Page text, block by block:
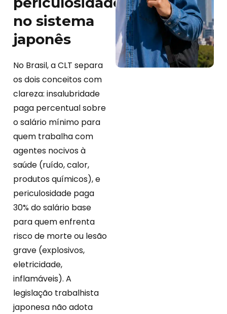
no sistema
japonês
No Brasil, a CLT separa
os dois conceitos com
clareza: insalubridade
paga percentual sobre
o salário mínimo para
quem trabalha com
agentes nocivos à
saúde (ruído, calor,
produtos químicos), e
periculosidade paga
30% do salário base
para quem enfrenta
risco de morte ou lesão
grave (explosivos,
eletricidade,
inflamáveis). A
legislação trabalhista
japonesa não adota